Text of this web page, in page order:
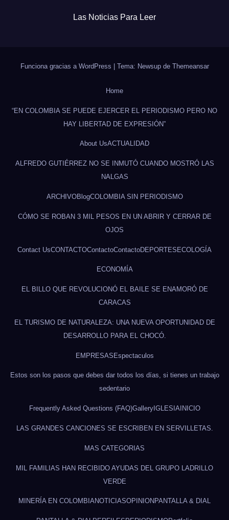
Las Noticias Para Leer
Funciona gracias a WordPress | Tema: Newsup de Themeansar
Home
“EN COLOMBIA SE PUEDE EJERCER EL PERIODISMO PERO NO
HAY LIBERTAD DE EXPRESIÓN”
About UsACTUALIDAD
ALFREDO GUTIÉRREZ NO SE INMUTÓ CUANDO MOSTRÓ LAS
NALGAS
ARCHIVOBlogCOLOMBIA SIN PERIODISMO
CÓMO SE ROBAN 3 MIL PESOS EN UN ABRIR Y CERRAR DE
OJOS
Contact UsCONTACTOContactoContactoDEPORTESECOLOGÍA
ECONOMÍA
EL BILLO QUE REVOLUCIONÓ EL BAILE SE ENAMORÓ DE
CARACAS
EL TURISMO DE NATURALEZA: UNA NUEVA OPORTUNIDAD DE
DESARROLLO PARA EL CHOCÓ.
EMPRESASEspectaculos
Estos son los pasos que debes dar todos los días, si tienes un trabajo
sedentario
Frequently Asked Questions (FAQ)GalleryIGLESIAINICIO
LAS GRANDES CANCIONES SE ESCRIBEN EN SERVILLETAS.
MAS CATEGORIAS
MIL FAMILIAS HAN RECIBIDO AYUDAS DEL GRUPO LADRILLO
VERDE
MINERÍA EN COLOMBIANOTICIASOPINION PANTALLA & DIAL